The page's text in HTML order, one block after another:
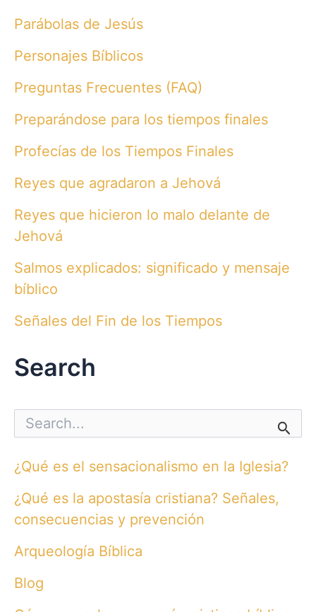
Parábolas de Jesús
Personajes Bíblicos
Preguntas Frecuentes (FAQ)
Preparándose para los tiempos finales
Profecías de los Tiempos Finales
Reyes que agradaron a Jehová
Reyes que hicieron lo malo delante de
Jehová
Salmos explicados: significado y mensaje
bíblico
Señales del Fin de los Tiempos
Search
c
f
o
r
¿Qué es el sensacionalismo en la Iglesia?
¿Qué es la apostasía cristiana? Señales,
consecuencias y prevención
Arqueología Bíblica
Blog